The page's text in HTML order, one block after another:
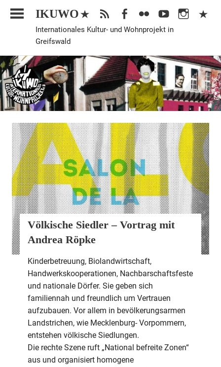
Inhalt
IKUWO
Internationales Kultur- und Wohnprojekt in
Greifswald
Allgemein
Völkische Siedler – Vortrag mit
Andrea Röpke
Kinderbetreuung, Biolandwirtschaft,
Handwerkskooperationen, Nachbarschaftsfeste
und nationale Dörfer. Sie geben sich
familiennah und freundlich um Vertrauen
aufzubauen. Vor allem in bevölkerungsarmen
Landstrichen, wie Mecklenburg- Vorpommern,
entstehen völkische Siedlungen.
Die rechte Szene ruft „National befreite Zonen“
aus und organisiert homogene